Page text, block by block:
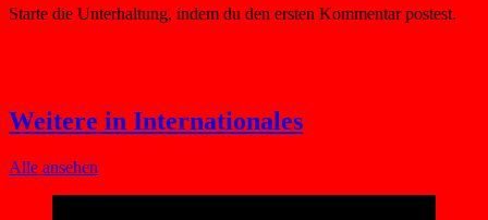
Weitere in Internationales
Alle ansehen